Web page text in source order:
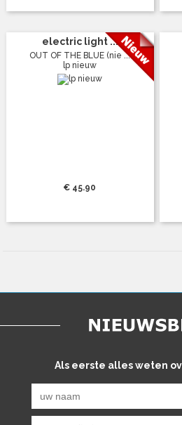
electric light ...
OUT OF THE BLUE (nie ...
lp nieuw
€ 45.90
Als eerste alles weten